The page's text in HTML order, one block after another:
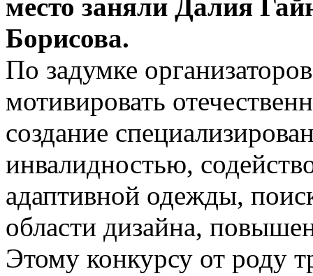
место заняли Далия
Борисова.
По задумке
мотивировать
создание
инвалидностью,
адаптивной одежды,
области дизайна,
Этому конкурсу от роду